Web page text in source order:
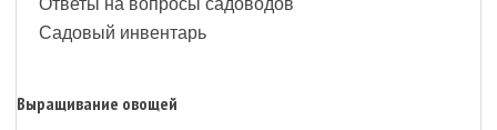
Садовый инвентарь
Выращивание овощей